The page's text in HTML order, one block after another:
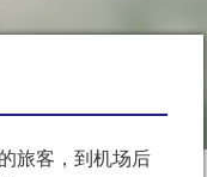
旅客，到机场后